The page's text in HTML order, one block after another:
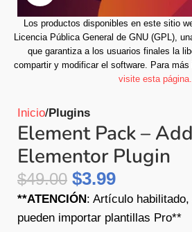
Los productos disponibles en este sitio
Licencia Pública General de GNU (GPL),
que garantiza a los usuarios finales la
compartir y modificar el software. Para más
visite esta página.
Inicio Plugins
Element Pack –
Elementor Plugin
$49.00 $3.99
**ATENCIÓN: Artículo
pueden importar plantillas Pro**